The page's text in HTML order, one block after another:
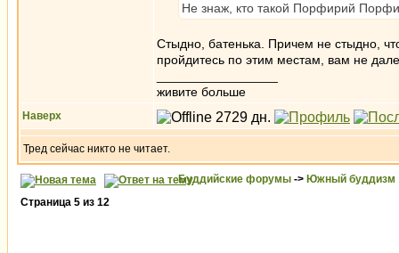
Не знаж, кто такой Порфирий
Стыдно, батенька. Причем не стыдно,
пройдитесь по этим местам, вам не
живите больше
Наверх
Тред сейчас никто не читает.
Буддийские форумы -> Южный буддизм
Страница 5 из 12